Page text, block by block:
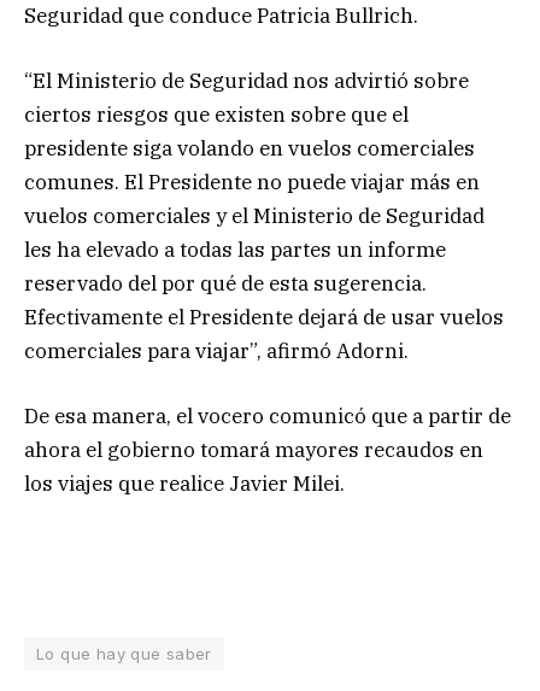
Seguridad que conduce Patricia Bullrich.
“El Ministerio de Seguridad nos advirtió sobre
ciertos riesgos que existen sobre que el
presidente siga volando en vuelos comerciales
comunes. El Presidente no puede viajar más en
vuelos comerciales y el Ministerio de Seguridad
les ha elevado a todas las partes un informe
reservado del por qué de esta sugerencia.
Efectivamente el Presidente dejará de usar vuelos
comerciales para viajar”, afirmó Adorni.
De esa manera, el vocero comunicó que a partir de
ahora el gobierno tomará mayores recaudos en
los viajes que realice Javier Milei.
Lo que hay que saber